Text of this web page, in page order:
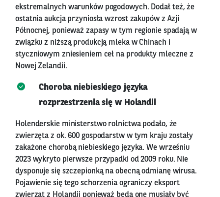
ekstremalnych warunków pogodowych. Dodał też, że
ostatnia aukcja przyniosła wzrost zakupów z Azji
Północnej, ponieważ zapasy w tym regionie spadają w
związku z niższą produkcją mleka w Chinach i
styczniowym zniesieniem ceł na produkty mleczne z
Nowej Zelandii.
Choroba niebieskiego języka
rozprzestrzenia się w Holandii
Holenderskie ministerstwo rolnictwa podało, że
zwierzęta z ok. 600 gospodarstw w tym kraju zostały
zakażone chorobą niebieskiego języka. We wrześniu
2023 wykryto pierwsze przypadki od 2009 roku. Nie
dysponuje się szczepionką na obecną odmianę wirusa.
Pojawienie się tego schorzenia ograniczy eksport
zwierząt z Holandii ponieważ będą one musiały być